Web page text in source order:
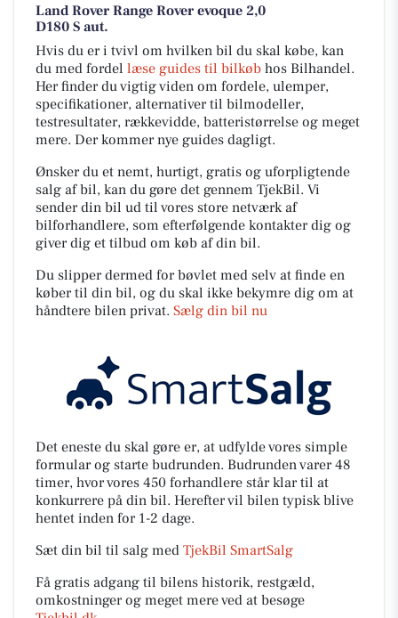
Land Rover Range Rover evoque 2,0
D180 S aut.
Hvis du er i tvivl om hvilken bil du skal købe, kan
du med fordel læse guides til bilkøb hos Bilhandel.
Her finder du vigtig viden om fordele, ulemper,
specifikationer, alternativer til bilmodeller,
testresultater, rækkevidde, batteristørrelse og meget
mere. Der kommer nye guides dagligt.
Ønsker du et nemt, hurtigt, gratis og uforpligtende
salg af bil, kan du gøre det gennem TjekBil. Vi
sender din bil ud til vores store netværk af
bilforhandlere, som efterfølgende kontakter dig og
giver dig et tilbud om køb af din bil.
Du slipper dermed for bøvlet med selv at finde en
køber til din bil, og du skal ikke bekymre dig om at
håndtere bilen privat. Sælg din bil nu
Det eneste du skal gøre er, at udfylde vores simple
formular og starte budrunden. Budrunden varer 48
timer, hvor vores 450 forhandlere står klar til at
konkurrere på din bil. Herefter vil bilen typisk blive
hentet inden for 1-2 dage.
Sæt din bil til salg med TjekBil SmartSalg
Få gratis adgang til bilens historik, restgæld,
omkostninger og meget mere ved at besøge